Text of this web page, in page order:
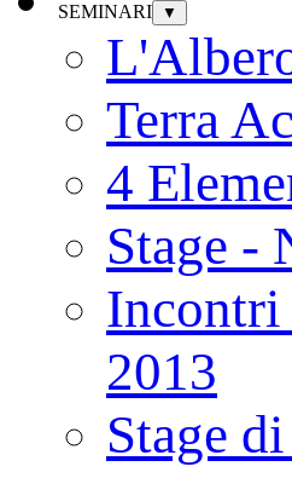
SEMINARI ▼
Terra
4
Stage -
Incontri
2013
Stage